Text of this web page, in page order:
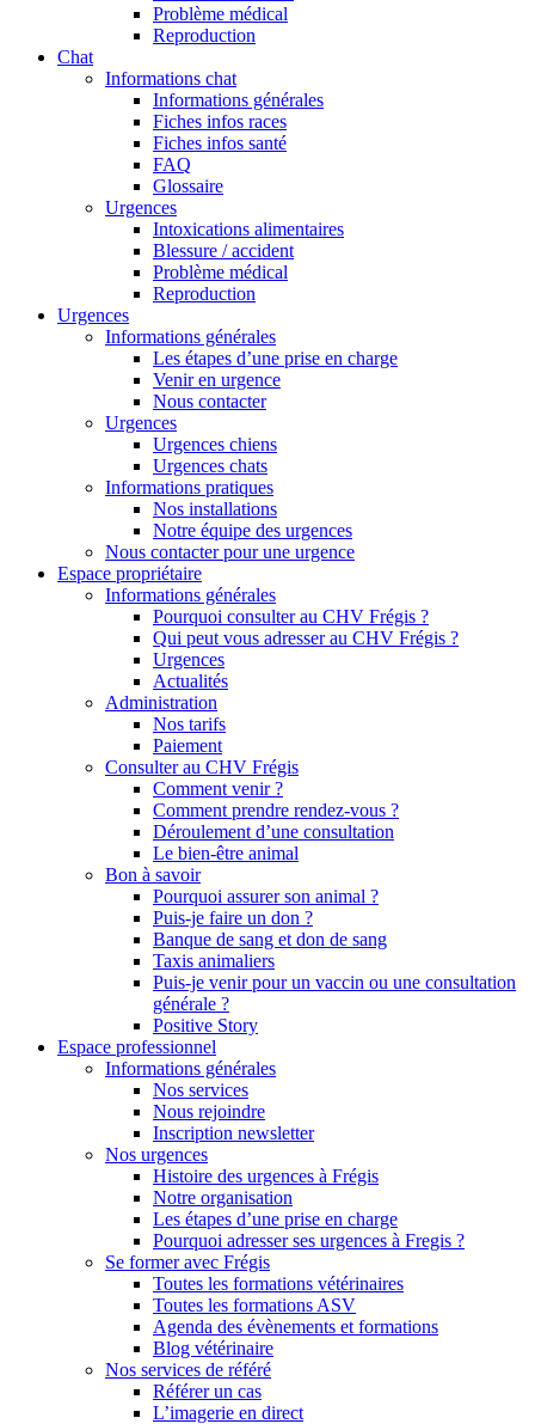
Problème médical
Reproduction
Chat
Informations chat
Informations générales
Fiches infos races
Fiches infos santé
FAQ
Glossaire
Urgences
Intoxications alimentaires
Blessure / accident
Problème médical
Reproduction
Urgences
Informations générales
Les étapes d’une prise en charge
Venir en urgence
Nous contacter
Urgences
Urgences chiens
Urgences chats
Informations pratiques
Nos installations
Notre équipe des urgences
Nous contacter pour une urgence
Espace propriétaire
Informations générales
Pourquoi consulter au CHV Frégis ?
Qui peut vous adresser au CHV Frégis ?
Urgences
Actualités
Administration
Nos tarifs
Paiement
Consulter au CHV Frégis
Comment venir ?
Comment prendre rendez-vous ?
Déroulement d’une consultation
Le bien-être animal
Bon à savoir
Pourquoi assurer son animal ?
Puis-je faire un don ?
Banque de sang et don de sang
Taxis animaliers
Puis-je venir pour un vaccin ou une consultation
générale ?
Positive Story
Espace professionnel
Informations générales
Nos services
Nous rejoindre
Inscription newsletter
Nos urgences
Histoire des urgences à Frégis
Notre organisation
Les étapes d’une prise en charge
Pourquoi adresser ses urgences à Fregis ?
Se former avec Frégis
Toutes les formations vétérinaires
Toutes les formations ASV
Agenda des évènements et formations
Blog vétérinaire
Nos services de référé
Référer un cas
L’imagerie en direct